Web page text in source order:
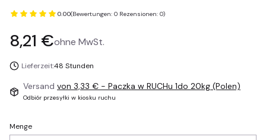
0.00(Bewertungen: 0 Rezensionen: 0)
Preis
8,21 €ohne MwSt.
Lieferzeit:48 Stunden
Versand von 3,33 € - Paczka w RUCHu 1do 20kg (Polen)
Odbiór przesyłki w kiosku ruchu
Menge